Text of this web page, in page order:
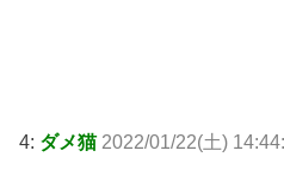
4: ダメ猫 2022/01/22(土)